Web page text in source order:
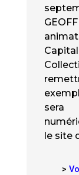
sera
le site
>